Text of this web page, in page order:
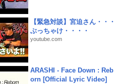
【緊急対談】宮迫さん・・・
ぶっちゃけ・・・・
youtube.com
ARASHI - Face Down : Reb
orn [Official Lyric Video]